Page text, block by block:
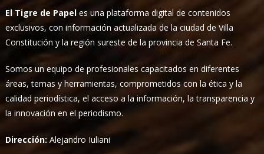
El Tigre de Papel es una plataforma digital de contenidos
exclusivos, con información actualizada de la ciudad de Villa
Constitución y la región sureste de la provincia de Santa Fe.
Somos un equipo de profesionales capacitados en diferentes
áreas, temas y herramientas, comprometidos con la ética y la
calidad periodística, el acceso a la información, la transparencia y
la innovación en el periodismo.
Dirección:Alejandro Iuliani